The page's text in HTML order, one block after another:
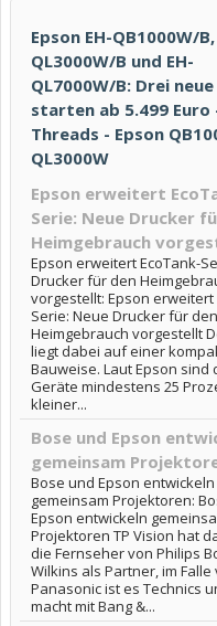
Epson EH-QB1000W/B,
QL3000W/B und EH-
QL7000W/B: Drei
starten ab 5.499 Euro
Threads - Epson
QL3000W
Epson erweitert
Serie: Neue Drucker
Heimgebrauch
Epson erweitert EcoTank-
Drucker für den
vorgestellt: Epson erweitert
Serie: Neue Drucker für den
Heimgebrauch vorgestellt
liegt dabei auf einer
Bauweise. Laut Epson sind
Geräte mindestens 25
kleiner...
Bose und Epson
gemeinsam
Bose und Epson entwickeln
gemeinsam Projektoren:
Epson entwickeln
Projektoren TP Vision hat
die Fernseher von Philips
Wilkins als Partner, im Falle
Panasonic ist es Technics
macht mit Bang &...